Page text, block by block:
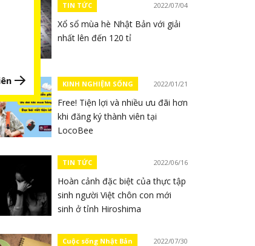
TIN TỨC 2022/07/04
Xổ sổ mùa hè Nhật Bản với giải
nhất lên đến 120 tỉ
KINH NGHIỆM SỐNG 2022/01/21
Free! Tiện lợi và nhiều ưu đãi hơn
khi đăng ký thành viên tại
LocoBee
TIN TỨC 2022/06/16
Hoàn cảnh đặc biệt của thực tập
sinh người Việt chôn con mới
sinh ở tỉnh Hiroshima
Cuộc sống Nhật Bản 2022/07/30